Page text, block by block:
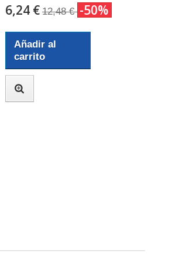
6,24 € 12,48 € -50%
Añadir al
carrito